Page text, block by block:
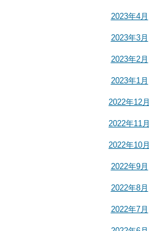
2023年4月
2023年3月
2023年2月
2023年1月
2022年12月
2022年11月
2022年10月
2022年9月
2022年8月
2022年7月